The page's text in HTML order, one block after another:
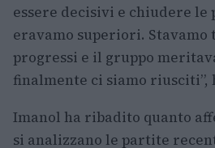
essere decisivi e chiudere le
eravamo superiori.
progressi e il gruppo
finalmente ci siamo riusciti”,
Imanol ha ribadito quanto
si analizzano le partite